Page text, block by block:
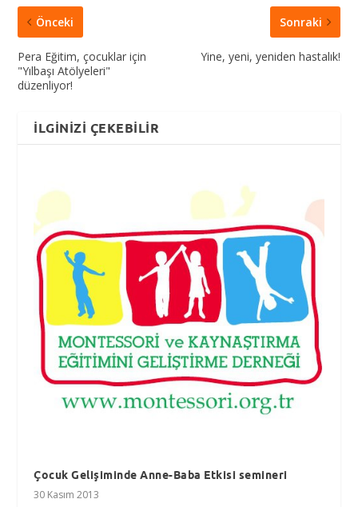
Önceki
Pera Eğitim, çocuklar için
"Yılbaşı Atölyeleri"
düzenliyor!
Sonraki
Yine, yeni, yeniden hastalık!
İLGINIZI ÇEKEBILIR
Çocuk Gelişiminde Anne-Baba Etkisi semineri
30 Kasım 2013